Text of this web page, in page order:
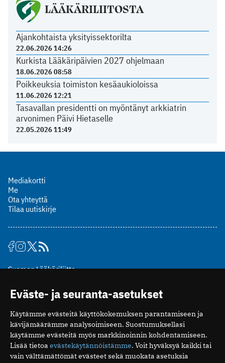
LÄÄKÄRILIITOSTA
Ajankohtaista yksityissektorilta
22.06.2026 14:26
Kurkista Lääkäripäivien 2027 ohjelmaan
18.06.2026 08:58
Poikkeuksia toimiston kesäaukioloissa
11.06.2026 12:21
Tasavallan presidentti on myöntänyt arkkiatrin
arvonimen Päivi Hietaselle
22.05.2026 11:49
Mediakortti
Me
Ota yhteyttä
Tilaa uutiskirje
Suomen Lääkäriliitto
00510 Helsinki
puh. (09) 393 091
toimitus@potilaanlaakarilehti.fi
ISSN 2323-9476
Eväste- ja seuranta-asetukset
Käytämme evästeitä käyttökokemuksen parantamiseen ja
kävijämäärämme analysoimiseen. Suostumuksellasi
käytämme evästeitä myös markkinoinnin kohdentamiseen.
Lisää tietoa evästekäytännöistämme. Voit hyväksyä kaikki tai
vain välttämättömät evästeet sekä muokata asetuksia